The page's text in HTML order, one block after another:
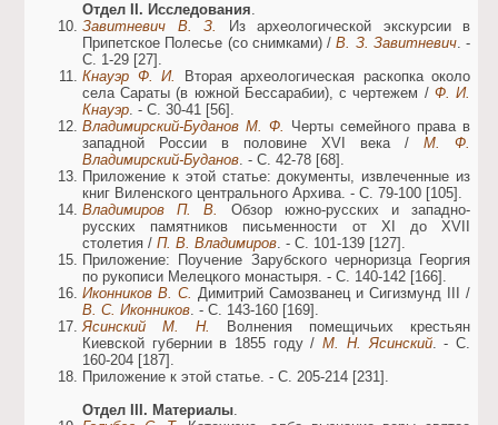
Отдел ІІ. Исследования.
Завитневич В. З.
Из археологической экскурсии в
Припетское Полесье (со снимками) /В. З. Завитневич. -
С. 1-29 [27].
Кнауэр Ф. И.
Вторая археологическая раскопка около
села Сараты (в южной Бессарабии), с чертежем / Ф. И.
Кнауэр. - С. 30-41 [56].
Владимирский-Буданов М. Ф. Черты семейного права в
западной России в половине XVI века / М. Ф.
Владимирский-Буданов. - С. 42-78 [68].
Приложение к этой статье: документы, извлеченные из
книг Виленского центрального Архива. - С. 79-100 [105].
Владимиров П. В.
Обзор южно-русских и западно-
русских памятников письменности от XI до XVII
столетия / П. В. Владимиров. - С. 101-139 [127].
Приложение: Поучение Зарубского черноризца Георгия
по рукописи Мелецкого монастыря. - С. 140-142 [166].
Иконников В. С. Димитрий Самозванец и Сигизмунд ІІІ /
В. С. Иконников. - С. 143-160 [169].
Ясинский М. Н.
Волнения помещичьих крестьян
Киевской губернии в 1855 году /М. Н. Ясинский. - С.
160-204 [187].
Приложение к этой статье. - С. 205-214 [231].
Отдел III. Материалы.